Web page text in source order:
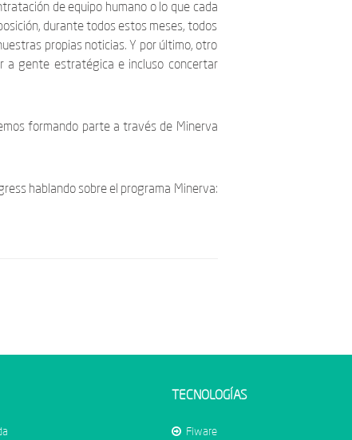
de equipo humano o lo que cada
durante todos estos meses, todos
propias noticias. Y por último, otro
a gente estratégica e incluso concertar
formando parte a través de Minerva
hablando sobre el programa Minerva:
TECNOLOGÍAS
Fiware